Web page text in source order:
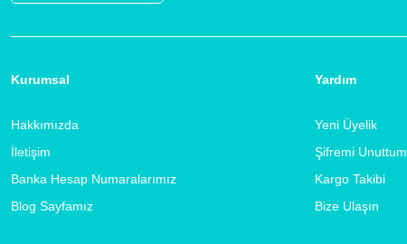
Kurumsal
Hakkımızda
İletişim
Banka Hesap Numaralarımız
Blog Sayfamız
Yardım
Yeni Üyelik
Şifremi Unuttum
Kargo Takibi
Bize Ulaşın